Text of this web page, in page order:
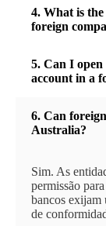
4. What is
foreign
5. Can I
account in a
6. Can
Australia?
Sim. As
permissão
bancos exijam
de